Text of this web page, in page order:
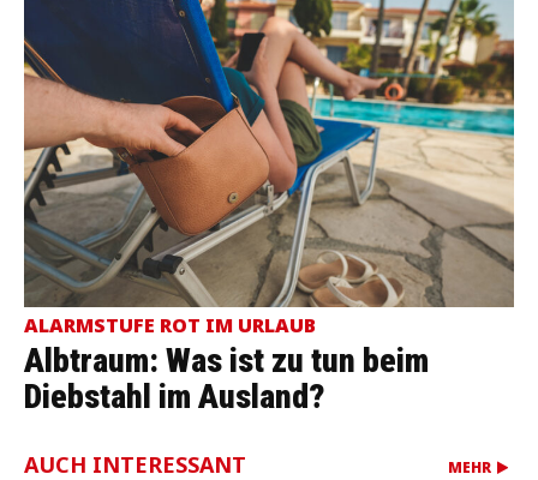
ALARMSTUFE ROT IM URLAUB
Albtraum: Was ist zu tun beim
Diebstahl im Ausland?
AUCH INTERESSANT MEHR